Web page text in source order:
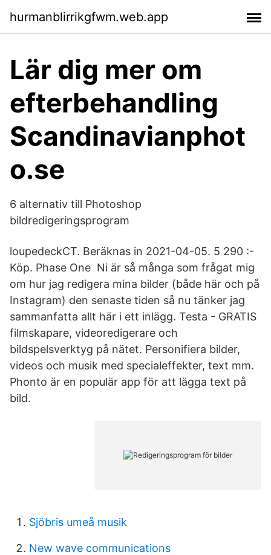
hurmanblirrikgfwm.web.app
Lär dig mer om
efterbehandling
Scandinavianphot
o.se
6 alternativ till Photoshop
bildredigeringsprogram
loupedeckCT. Beräknas in 2021-04-05. 5 290 :-
Köp. Phase One Ni är så många som frågat mig
om hur jag redigera mina bilder (både här och på
Instagram) den senaste tiden så nu tänker jag
sammanfatta allt här i ett inlägg. Testa - GRATIS
filmskapare, videoredigerare och
bildspelsverktyg på nätet. Personifiera bilder,
videos och musik med specialeffekter, text mm.
Phonto är en populär app för att lägga text på
bild.
Sjöbris umeå musik
New wave communications